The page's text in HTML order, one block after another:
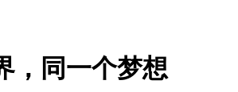
，同一个梦想